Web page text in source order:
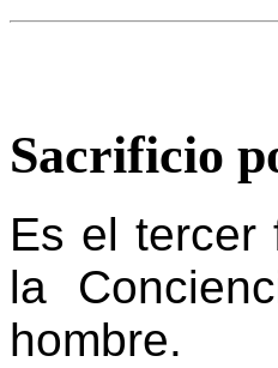
Sacrificio
Es el tercer
la
hombre.